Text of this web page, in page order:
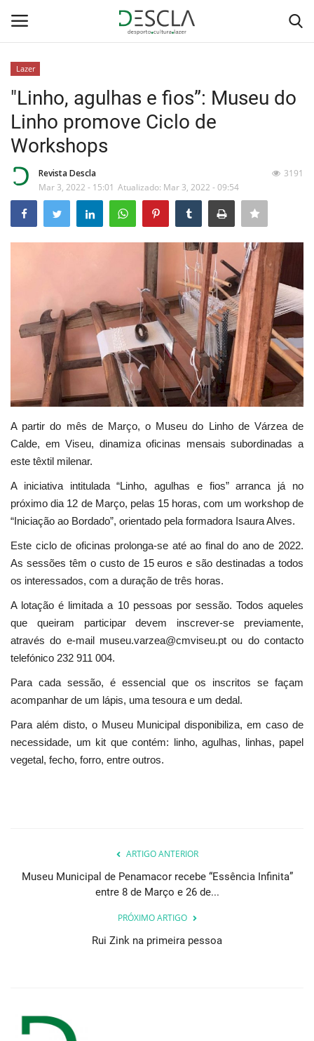
Home
Desporto
Estatuto Editorial
Ficha técnica
Cultura
Lazer
Ambiente
Lazer
"Linho, agulhas e fios”: Museu do
Linho promove Ciclo de
Workshops
Revista Descla
Mar 3, 2022 - 15:01 Atualizado: Mar 3, 2022 - 09:54
3191
A partir do mês de Março, o Museu do Linho de Várzea de
Calde, em Viseu, dinamiza oficinas mensais subordinadas a
este têxtil milenar.
A iniciativa intitulada “Linho, agulhas e fios” arranca já no
próximo dia 12 de Março, pelas 15 horas, com um workshop de
“Iniciação ao Bordado”, orientado pela formadora Isaura Alves.
Este ciclo de oficinas prolonga-se até ao final do ano de 2022.
As sessões têm o custo de 15 euros e são destinadas a todos
os interessados, com a duração de três horas.
A lotação é limitada a 10 pessoas por sessão. Todos aqueles
que queiram participar devem inscrever-se previamente,
através do e-mail museu.varzea@cmviseu.pt ou do contacto
telefónico 232 911 004.
Para cada sessão, é essencial que os inscritos se façam
acompanhar de um lápis, uma tesoura e um dedal.
Para além disto, o Museu Municipal disponibiliza, em caso de
necessidade, um kit que contém: linho, agulhas, linhas, papel
vegetal, fecho, forro, entre outros.
ARTIGO ANTERIOR
Museu Municipal de Penamacor recebe “Essência Infinita”
entre 8 de Março e 26 de...
PRÓXIMO ARTIGO
Rui Zink na primeira pessoa